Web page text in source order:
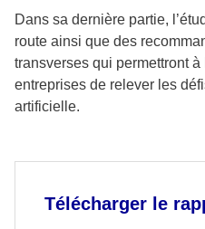
Dans sa dernière partie,
route ainsi que des
transverses qui permettront
entreprises de relever les
artificielle.
Télécharger le